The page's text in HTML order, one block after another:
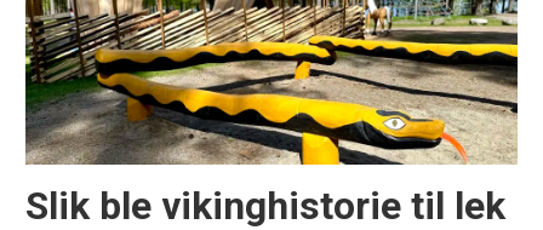
Slik ble vikinghistorie til lek